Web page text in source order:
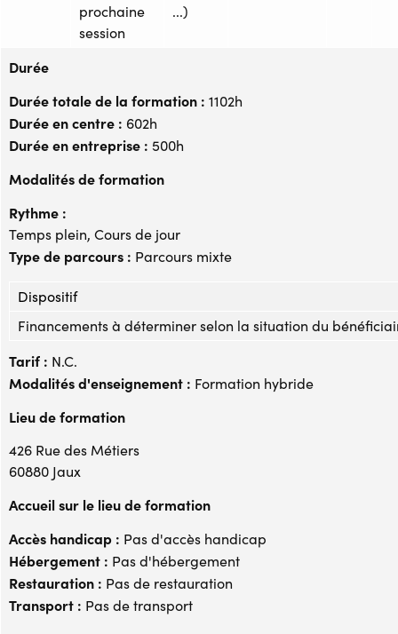
prochaine
session
...)
Durée
Durée totale de la formation : 1102h
Durée en centre : 602h
Durée en entreprise : 500h
Modalités de formation
Rythme :
Temps plein, Cours de jour
Type de parcours : Parcours mixte
Dispositif
Financements à déterminer selon la situation du
Tarif : N.C.
Modalités d'enseignement : Formation hybride
Lieu de formation
426 Rue des Métiers
60880 Jaux
Accueil sur le lieu de formation
Accès handicap : Pas d'accès handicap
Hébergement : Pas d'hébergement
Restauration : Pas de restauration
Transport : Pas de transport